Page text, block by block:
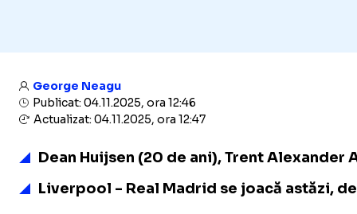
George Neagu
Publicat: 04.11.2025, ora 12:46
Actualizat: 04.11.2025, ora 12:47
Dean Huijsen (20 de ani), Trent
Liverpool - Real Madrid se joacă astăzi,